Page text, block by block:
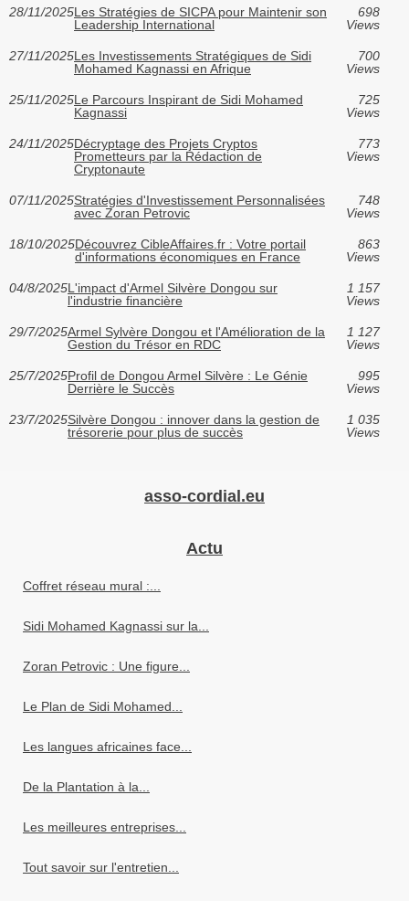
28/11/2025Les Stratégies de SICPA pour Maintenir son
Leadership International
698
Views
27/11/2025Les Investissements Stratégiques de Sidi
Mohamed Kagnassi en Afrique
700
Views
25/11/2025Le Parcours Inspirant de Sidi Mohamed
Kagnassi
725
Views
24/11/2025Décryptage des Projets Cryptos
Prometteurs par la Rédaction de
Cryptonaute
773
Views
07/11/2025Stratégies d'Investissement Personnalisées
avec Zoran Petrovic
748
Views
18/10/2025Découvrez CibleAffaires.fr : Votre portail
d'informations économiques en France
863
Views
04/8/2025L'impact d'Armel Silvère Dongou sur
l'industrie financière
1 157
Views
29/7/2025Armel Sylvère Dongou et l'Amélioration de la
Gestion du Trésor en RDC
1 127
Views
25/7/2025Profil de Dongou Armel Silvère : Le Génie
Derrière le Succès
995
Views
23/7/2025Silvère Dongou : innover dans la gestion de
trésorerie pour plus de succès
1 035
Views
asso-cordial.eu
Actu
Coffret réseau mural :...
Sidi Mohamed Kagnassi sur la...
Zoran Petrovic : Une figure...
Le Plan de Sidi Mohamed...
Les langues africaines face...
De la Plantation à la...
Les meilleures entreprises...
Tout savoir sur l'entretien...